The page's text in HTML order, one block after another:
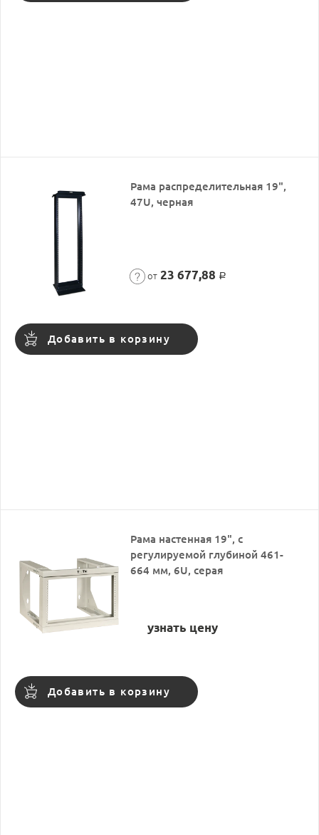
Рама распределительная 19",
47U, черная
от 23 677,88 Р
Добавить в корзину
Рама настенная 19", с
регулируемой глубиной 461-
664 мм, 6U, серая
узнать цену
Добавить в корзину